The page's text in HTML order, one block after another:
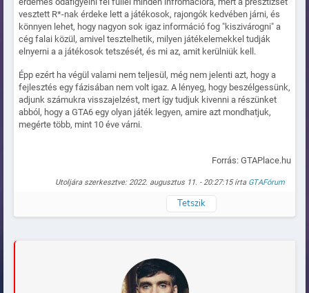
vesztett R*-nak érdeke lett a játékosok, rajongók kedvében járni, és
könnyen lehet, hogy nagyon sok igaz információ fog "kiszivárogni" a
cég falai közül, amivel tesztelhetik, milyen játékelemekkel tudják
elnyerni a a játékosok tetszését, és mi az, amit kerülniük kell.
Épp ezért ha végül valami nem teljesül, még nem jelenti azt, hogy a
fejlesztés egy fázisában nem volt igaz. A lényeg, hogy beszélgessünk,
adjunk számukra visszajelzést, mert így tudjuk kivenni a részünket
abból, hogy a GTA6 egy olyan játék legyen, amire azt mondhatjuk,
megérte több, mint 10 éve várni.
Forrás: GTAPlace.hu
Utoljára szerkesztve: 2022. augusztus 11. - 20:27:15 írta GTAFórum
Tetszik